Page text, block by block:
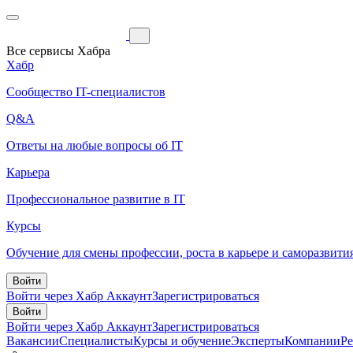
Все сервисы Хабра
Хабр
Сообщество IT-специалистов
Q&A
Ответы на любые вопросы об IT
Карьера
Профессиональное развитие в IT
Курсы
Обучение для смены профессии, роста в карьере и
Войти
Войти через Хабр АккаунтЗарегистрироваться
Войти
Войти через Хабр АккаунтЗарегистрироваться
ВакансииСпециалистыКурсы и обучениеЭкспертыКомпании